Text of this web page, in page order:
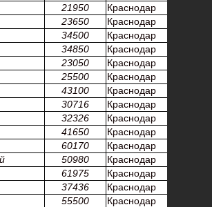
21950
Краснодар
23650
Краснодар
34500
Краснодар
34850
Краснодар
23050
Краснодар
25500
Краснодар
43100
Краснодар
30716
Краснодар
32326
Краснодар
41650
Краснодар
60170
Краснодар
50980
Краснодар
61975
Краснодар
37436
Краснодар
55500
Краснодар